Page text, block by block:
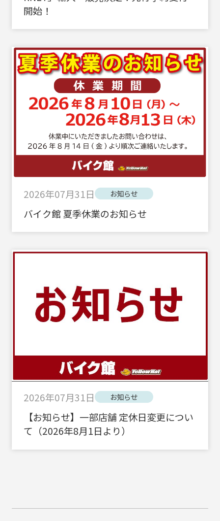
開始！
2026年07月31日 お知らせ
バイク館 夏季休業のお知らせ
2026年07月31日 お知らせ
【お知らせ】一部店舗 定休日変更につい
て（2026年8月1日より）